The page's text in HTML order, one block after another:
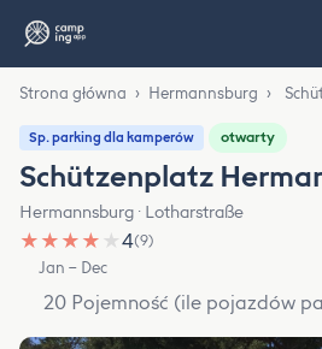
Strona główna › Hermannsburg ›
Sp. parking dla kamperów otwarty
Schützenplatz
Hermannsburg · Lotharstraße
★ ★ ★ ★ ★4(9)
Jan – Dec
20 Pojemność (ile pojazdów